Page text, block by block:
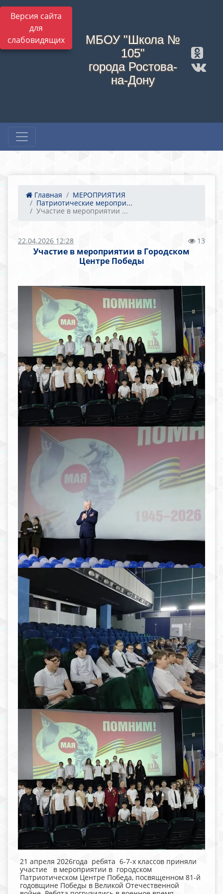
Версия сайта
для
слабовидящих
МБОУ "Школа №
105"
города Ростова-
на-Дону
Главная
МЕРОПРИЯТИЯ
Патриотические меропри...
Участие в мероприятии ...
22.04.2026 12:28 13
Участие в мероприятии в Городском
Центре Победы
21 апреля 2026года ребята 6-7-х классов приняли
участие в мероприятии в городском
Патриотическом Центре Победа, посвященном 81-й
годовщине Победы в Великой Отечественной